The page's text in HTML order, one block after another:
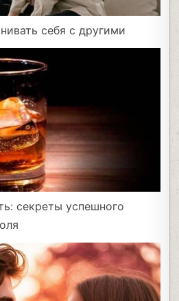
себя с другими
секреты успешного